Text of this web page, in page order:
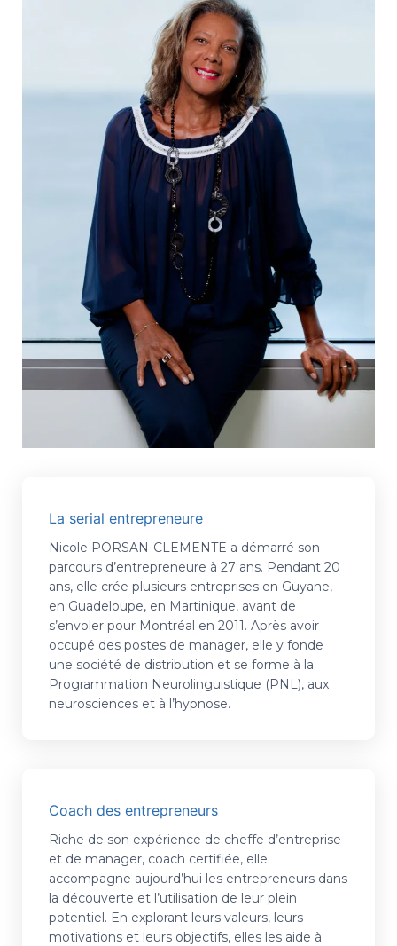
La serial entrepreneure
Nicole PORSAN-CLEMENTE a démarré son
parcours d’entrepreneure à 27 ans. Pendant 20
ans, elle crée plusieurs entreprises en Guyane,
en Guadeloupe, en Martinique, avant de
s’envoler pour Montréal en 2011. Après avoir
occupé des postes de manager, elle y fonde
une société de distribution et se forme à la
Programmation Neurolinguistique (PNL), aux
neurosciences et à l’hypnose.
Coach des entrepreneurs
Riche de son expérience de cheffe d’entreprise
et de manager, coach certifiée, elle
accompagne aujourd’hui les entrepreneurs dans
la découverte et l’utilisation de leur plein
potentiel. En explorant leurs valeurs, leurs
motivations et leurs objectifs, elles les aide à